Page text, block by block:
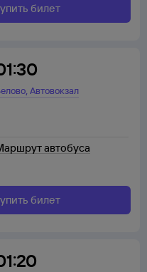
билет
,Автовокзал
автобуса
билет